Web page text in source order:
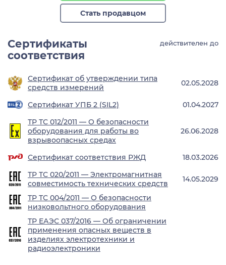
Стать продавцом
Сертификаты
соответствия
действителен до
Сертификат об утверждении типа
средств измерений
02.05.2028
Сертификат УПБ 2 (SIL2)
01.04.2027
ТР ТС 012/2011 — О безопасности
оборудования для работы во
взрывоопасных средах
26.06.2028
Сертификат соответствия РЖД
18.03.2026
ТР ТС 020/2011 — Электромагнитная
совместимость технических средств
14.05.2029
ТР ТС 004/2011 — О безопасности
низковольтного оборудования
ТР ЕАЭС 037/2016 — Об ограничении
применения опасных веществ в
изделиях электротехники и
радиоэлектроники